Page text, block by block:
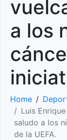
a los
Home
Luis
saludo a los
de la UEFA.